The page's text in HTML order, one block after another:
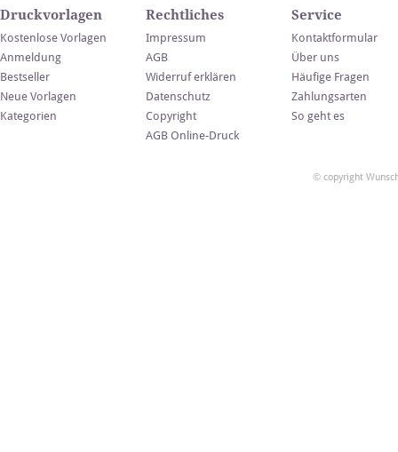
Druckvorlagen
Kostenlose Vorlagen
Anmeldung
Bestseller
Neue Vorlagen
Kategorien
Rechtliches
Impressum
AGB
Widerruf erklären
Datenschutz
Copyright
AGB Online-Druck
Service
Kontaktformular
Über uns
Häufige Fragen
Zahlungsarten
So geht es
© copyright